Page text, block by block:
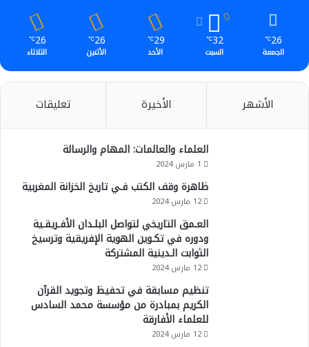
26
℃
الجمعة
32
℃
السبت
29
℃
الأحد
26
℃
الأثنين
26
℃
الثلاثاء
الأشهر الأخيرة تعليقات
العلماء والعالمات: المهام والرسالة
1 مارس 2024
ظاهرة وقف الكتب فـي تاريخ الخزانة المغربية
12 مارس 2024
العـمق التاريخي لتواصل البلـدان الأفـريقـية
ودوره في تكـوين الهوية الإفريقية وترسيخ
الثوابت الـدينية المشتركة
12 مارس 2024
تنظيم مسابقة في تحفيظ وتجويد القرآن
الكريم بمبادرة من مؤسسة محمد السادس
للعلماء الأفارقة
12 مارس 2024